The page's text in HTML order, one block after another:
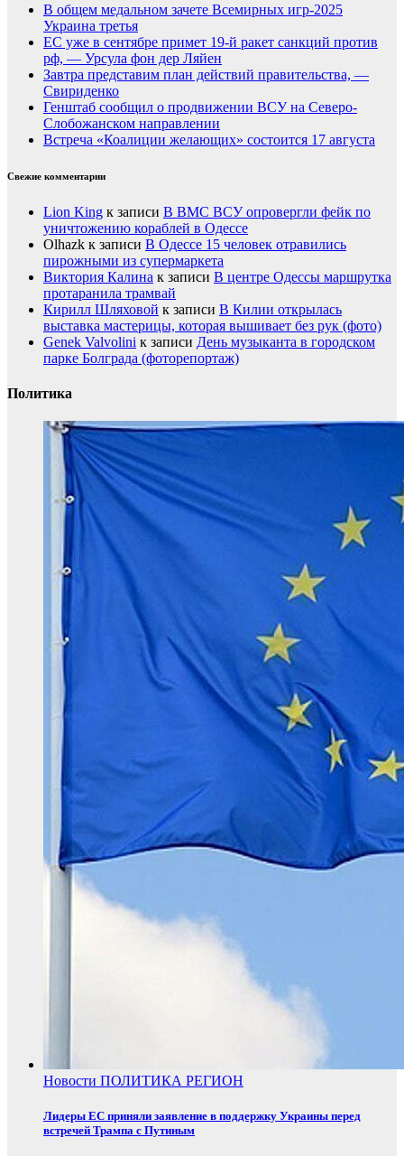
В общем медальном зачете Всемирных игр-2025
Украина третья
ЕС уже в сентябре примет 19-й ракет санкций против
рф, — Урсула фон дер Ляйен
Завтра представим план действий правительства, —
Свириденко
Генштаб сообщил о продвижении ВСУ на Северо-
Слобожанском направлении
Встреча «Коалиции желающих» состоится 17 августа
Свежие комментарии
Lion King к записи В ВМС ВСУ опровергли фейк по
уничтожению кораблей в Одессе
Olhazk к записи В Одессе 15 человек отравились
пирожными из супермаркета
Виктория Калина к записи В центре Одессы маршрутка
протаранила трамвай
Кирилл Шляховой к записи В Килии открылась
выставка мастерицы, которая вышивает без рук (фото)
Genek Valvolini к записи День музыканта в городском
парке Болграда (фоторепортаж)
Политика
Новости ПОЛИТИКА РЕГИОН
Лидеры ЕС приняли заявление в поддержку Украины перед
встречей Трампа с Путиным